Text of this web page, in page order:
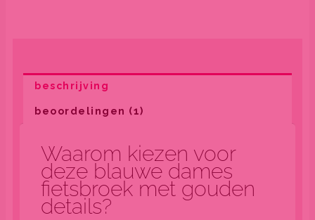
beschrijving
beoordelingen (1)
Waarom kiezen voor
deze blauwe dames
fietsbroek met gouden
details?